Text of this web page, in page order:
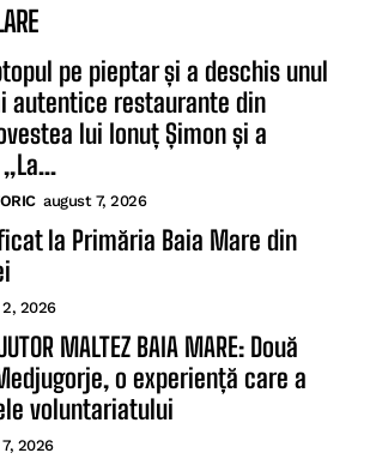
pe pieptar și a deschis unul
autentice restaurante din
lui Ionuț Șimon și a
august 7, 2026
la Primăria Baia Mare din
2026
MALTEZ BAIA MARE: Două
o experiență care a
voluntariatului
2026